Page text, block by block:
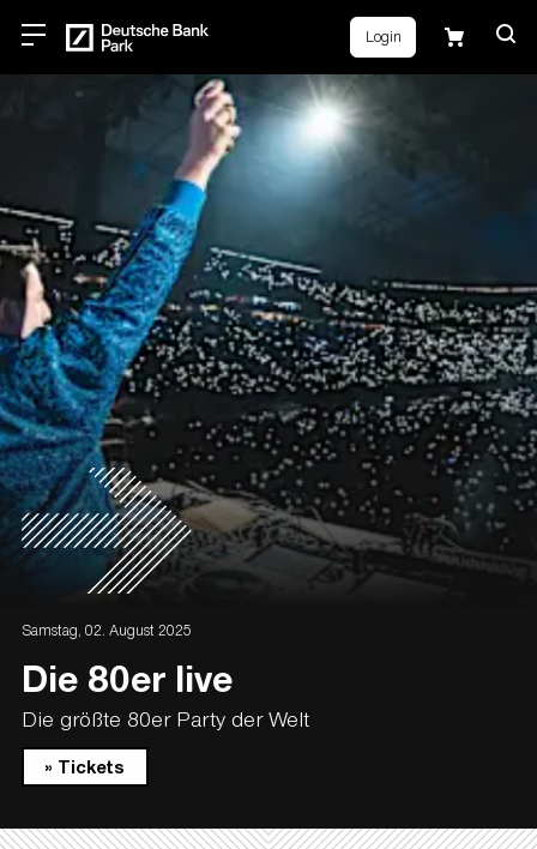
Login
Samstag, 02. August 2025
Die 80er live
Die größte 80er Party der Welt
» Tickets